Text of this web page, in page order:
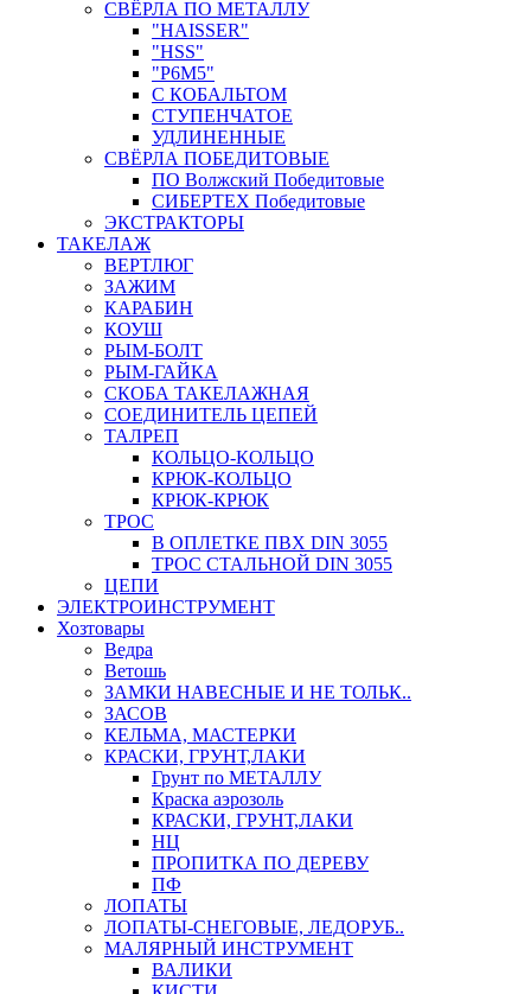
СВЁРЛА ПО МЕТАЛЛУ
"HAISSER"
"HSS"
"Р6М5"
С КОБАЛЬТОМ
СТУПЕНЧАТОЕ
УДЛИНЕННЫЕ
СВЁРЛА ПОБЕДИТОВЫЕ
ПО Волжский Победитовые
СИБЕРТЕХ Победитовые
ЭКСТРАКТОРЫ
ТАКЕЛАЖ
ВЕРТЛЮГ
ЗАЖИМ
КАРАБИН
КОУШ
РЫМ-БОЛТ
РЫМ-ГАЙКА
СКОБА ТАКЕЛАЖНАЯ
СОЕДИНИТЕЛЬ ЦЕПЕЙ
ТАЛРЕП
КОЛЬЦО-КОЛЬЦО
КРЮК-КОЛЬЦО
КРЮК-КРЮК
ТРОС
В ОПЛЕТКЕ ПВХ DIN 3055
ТРОС СТАЛЬНОЙ DIN 3055
ЦЕПИ
ЭЛЕКТРОИНСТРУМЕНТ
Хозтовары
Ведра
Ветошь
ЗАМКИ НАВЕСНЫЕ И НЕ ТОЛЬК..
ЗАСОВ
КЕЛЬМА, МАСТЕРКИ
КРАСКИ, ГРУНТ,ЛАКИ
Грунт по МЕТАЛЛУ
Краска аэрозоль
КРАСКИ, ГРУНТ,ЛАКИ
НЦ
ПРОПИТКА ПО ДЕРЕВУ
ПФ
ЛОПАТЫ
ЛОПАТЫ-СНЕГОВЫЕ, ЛЕДОРУБ..
МАЛЯРНЫЙ ИНСТРУМЕНТ
ВАЛИКИ